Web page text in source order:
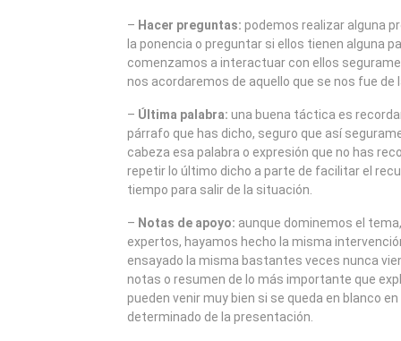
– Hacer preguntas: podemos realizar alguna
la ponencia o preguntar si ellos tienen alguna
comenzamos a interactuar con ellos
nos acordaremos de aquello que se nos fue de
– Última palabra: una buena táctica es
párrafo que has dicho, seguro que así
cabeza esa palabra o expresión que no has
repetir lo último dicho a parte de facilitar el
tiempo para salir de la situación.
– Notas de apoyo: aunque dominemos el
expertos, hayamos hecho la misma
ensayado la misma bastantes veces nunca
notas o resumen de lo más importante que
pueden venir muy bien si se queda en blanco
determinado de la presentación.